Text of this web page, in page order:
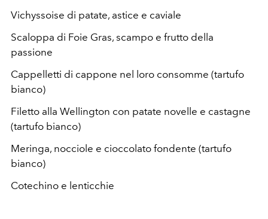
Vichyssoise di patate, astice e caviale
Scaloppa di Foie Gras, scampo e frutto della
passione
Cappelletti di cappone nel loro consomme (tartufo
bianco)
Filetto alla Wellington con patate novelle e castagne
(tartufo bianco)
Meringa, nocciole e cioccolato fondente (tartufo
bianco)
Cotechino e lenticchie